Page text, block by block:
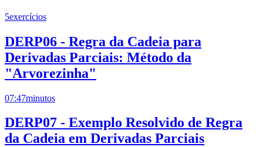
5exercícios
DERP06 - Regra da Cadeia para
Derivadas Parciais: Método da
"Arvorezinha"
07:47minutos
DERP07 - Exemplo Resolvido de Regra
da Cadeia em Derivadas Parciais